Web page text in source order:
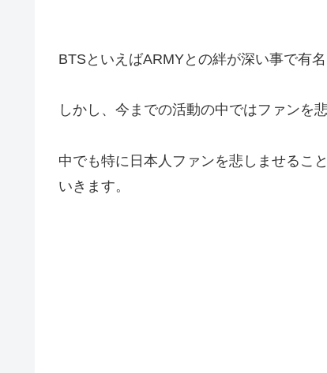
BTSといえばARMYとの絆が深い事で有名
しかし、今までの活動の中ではファンを
中でも特に日本人ファンを悲しませるこ
いきます。